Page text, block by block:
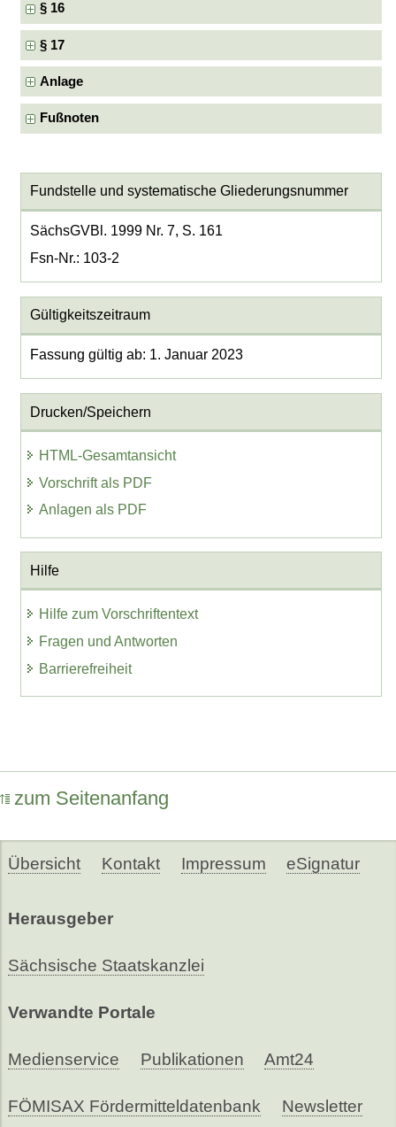
§ 16
§ 17
Anlage
Fußnoten
Fundstelle und systematische Gliederungsnummer
SächsGVBl. 1999 Nr. 7, S. 161
Fsn-Nr.: 103-2
Gültigkeitszeitraum
Fassung gültig ab: 1. Januar 2023
Drucken/Speichern
HTML-Gesamtansicht
Vorschrift als PDF
Anlagen als PDF
Hilfe
Hilfe zum Vorschriftentext
Fragen und Antworten
Barrierefreiheit
zum Seitenanfang
Übersicht Kontakt Impressum eSignatur
Herausgeber
Sächsische Staatskanzlei
Verwandte Portale
Medienservice Publikationen Amt24
FÖMISAX Fördermitteldatenbank Newsletter